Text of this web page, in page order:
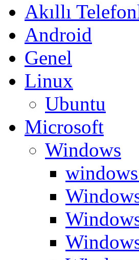
Akıllı
Android
Genel
Linux
Ubuntu
Microsoft
Windows